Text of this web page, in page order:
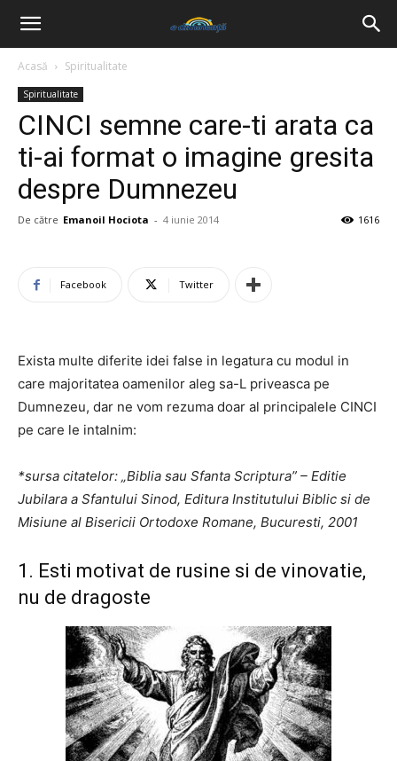
Acasă Spiritualitate
Spiritualitate
CINCI semne care-ti arata ca
ti-ai format o imagine gresita
despre Dumnezeu
De către Emanoil Hociota - 4 iunie 2014 1616
Facebook Twitter
Exista multe diferite idei false in legatura cu modul in
care majoritatea oamenilor aleg sa-L priveasca pe
Dumnezeu, dar ne vom rezuma doar al principalele CINCI
pe care le intalnim:
*sursa citatelor: „Biblia sau Sfanta Scriptura” – Editie
Jubilara a Sfantului Sinod, Editura Institutului Biblic si de
Misiune al Bisericii Ortodoxe Romane, Bucuresti, 2001
1. Esti motivat de rusine si de vinovatie,
nu de dragoste